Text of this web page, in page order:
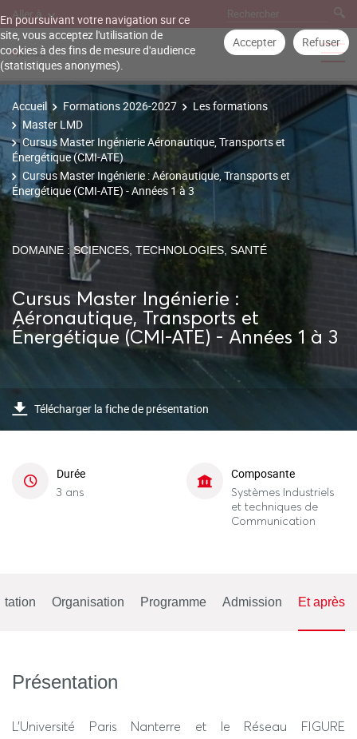
En poursuivant votre navigation sur ce
site, vous acceptez l'utilisation de
cookies à des fins de mesure d'audience
(statistiques anonymes).
Accepter Refuser
Aller à
Accueil Formations 2026-2027
Les formations
Master LMD
Cursus Master Ingénierie Aéronautique, Transports et
Énergétique (CMI-ATE)
Cursus Master Ingénierie : Aéronautique, Transports et
Énergétique (CMI-ATE) - Années 1 à 3
DOMAINE : SCIENCES, TECHNOLOGIES, SANTÉ
Cursus Master Ingénierie :
Aéronautique, Transports et
Énergétique (CMI-ATE) - Années 1 à 3
Télécharger la fiche de présentation
Durée
3 ans
Composante
Systèmes Industriels
et techniques de
Communication
Organisation Programme Admission Et après
Présentation
L’Université Paris Nanterre et le Réseau FIGURE